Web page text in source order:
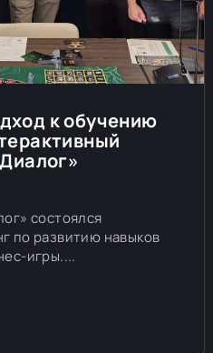
к обучению
состоялся
по развитию навыков
игры....